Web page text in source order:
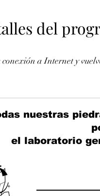
del
a Internet y
nuestras
el laboratorio